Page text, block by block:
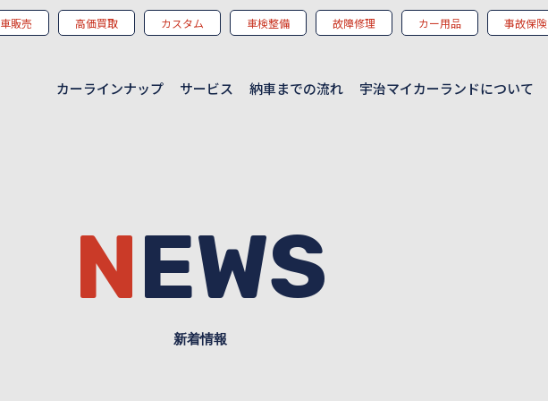
販売 高価買取 カスタム 車検整備 故障修理 カー用品 事故保険
カーラインナップ サービス 納車までの流れ 宇治マイカーランドについて
NEWS
新着情報